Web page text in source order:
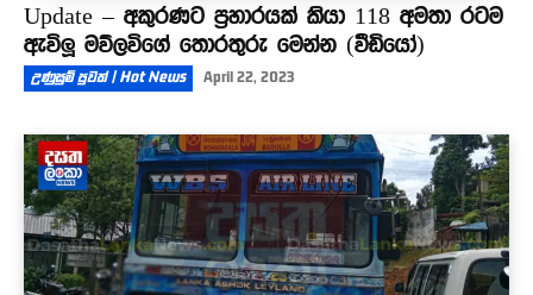
Update – අකුරණට ප්‍රහාරයක් කියා 118 අමතා රටම
ඇවිලූ මව්ලවිගේ තොරතුරු මෙන්න (වීඩියෝ)
උණුසුම් පුවත් | Hot News April 22, 2023